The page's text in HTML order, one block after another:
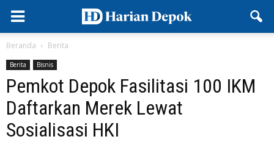
Beranda Berita
Berita Bisnis
Pemkot Depok Fasilitasi 100 IKM
Daftarkan Merek Lewat
Sosialisasi HKI